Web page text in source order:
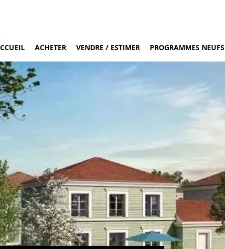
ACHETER VENDRE / ESTIMER PROGRAMMES NEUFS